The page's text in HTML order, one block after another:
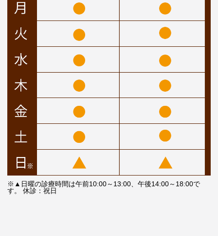
※▲日曜の診療時間は午前10:00～13:00、午後14:00～18:00で
す。 休診：祝日